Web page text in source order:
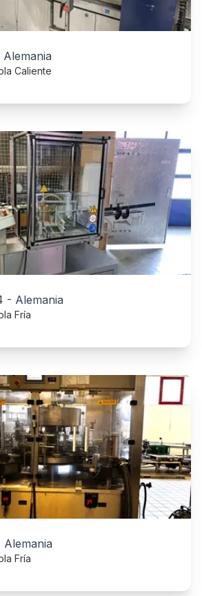
Alemania
Caliente
- Alemania
Fría
Alemania
Fría